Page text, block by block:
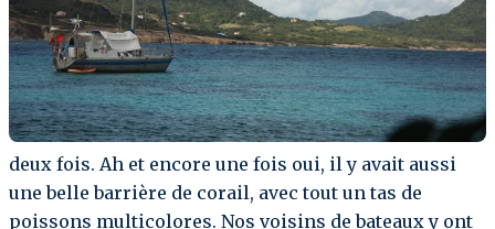
deux fois. Ah et encore une fois oui, il y avait aussi
une belle barrière de corail, avec tout un tas de
poissons multicolores. Nos voisins de bateaux y ont